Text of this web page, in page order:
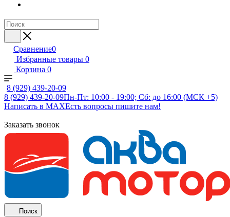
Сравнение0
Избранные товары 0
Корзина 0
8 (929) 439-20-09
8 (929) 439-20-09Пн-Пт: 10:00 - 19:00; Сб: до 16:00 (МСК +5)
Написать в MAXЕсть вопросы пишите нам!
Заказать звонок
Поиск